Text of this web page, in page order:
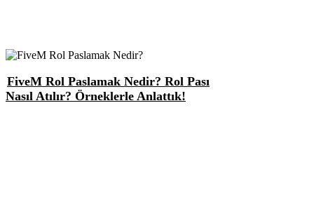
FiveM Rol Paslamak Nedir? Rol Pası
Nasıl Atılır? Örneklerle Anlattık!